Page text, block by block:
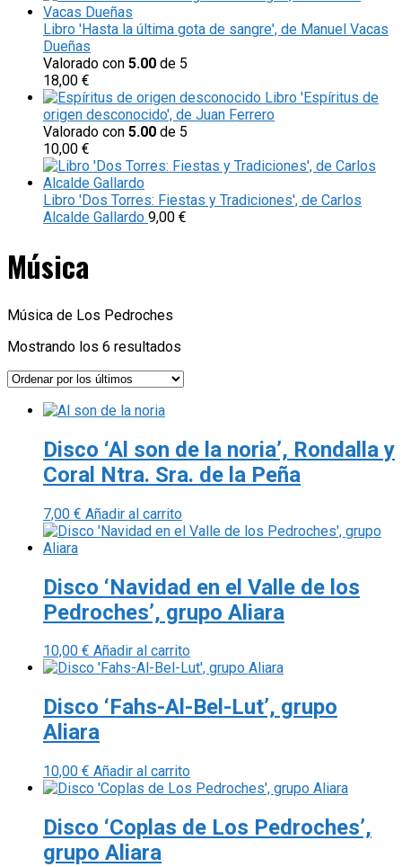
Libro 'Hasta la última gota de sangre', de Manuel Vacas
Dueñas
Valorado con 5.00 de 5
18,00 €
Libro 'Espíritus de
origen desconocido', de Juan Ferrero
Valorado con 5.00 de 5
10,00 €
Libro 'Dos Torres: Fiestas y Tradiciones', de Carlos
Alcalde Gallardo 9,00 €
Música
Música de Los Pedroches
Mostrando los 6 resultados
Disco ‘Al son de la noria’, Rondalla y
Coral Ntra. Sra. de la Peña
7,00 € Añadir al carrito
Disco ‘Navidad en el Valle de los
Pedroches’, grupo Aliara
10,00 € Añadir al carrito
Disco ‘Fahs-Al-Bel-Lut’, grupo
Aliara
10,00 € Añadir al carrito
Disco ‘Coplas de Los Pedroches’,
grupo Aliara